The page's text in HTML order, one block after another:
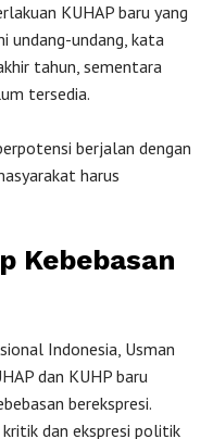
KUHAP baru yang
undang-undang, kata
tahun, sementara
tersedia.
berjalan dengan
harus
Kebebasan
Indonesia, Usman
dan KUHP baru
berekspresi.
dan ekspresi politik